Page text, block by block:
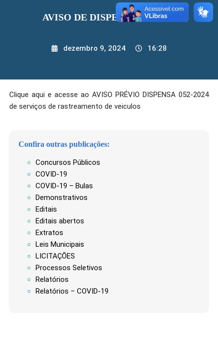
AVISO DE DISPENSA 052/2024
dezembro 9, 2024 16:28
Clique aqui e acesse ao AVISO PRÉVIO DISPENSA 052-2024
de serviços de rastreamento de veiculos
Confira outras publicações:
Concursos Públicos
COVID-19
COVID-19 – Bulas
Demonstrativos
Editais
Editais abertos
Extratos
Leis Municipais
LICITAÇÕES
Processos Seletivos
Relatórios
Relatórios – COVID-19